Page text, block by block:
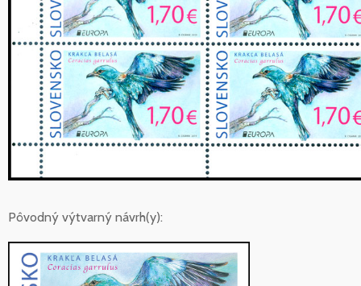
Pôvodný výtvarný návrh(y):